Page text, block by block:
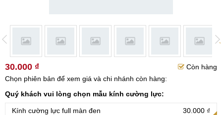
30.000 ₫
Còn hàng
Chọn phiên bản để xem giá và chi nhánh còn hàng:
Quý khách vui lòng chọn mẫu kính cường lực:
Kính cường lực full màn đen 30.000 ₫